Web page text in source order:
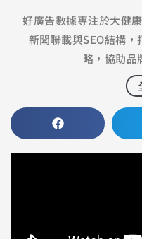
好廣告數據專注於大健
新聞聯載與SEO結構
略，協助品